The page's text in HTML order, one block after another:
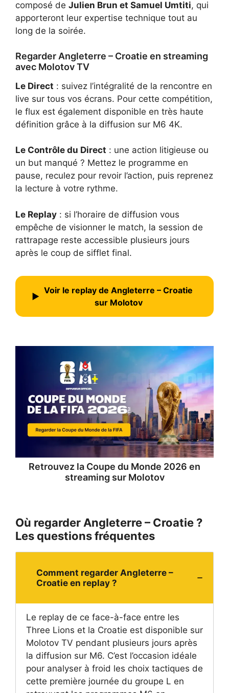
composé de Julien Brun et Samuel Umtiti, qui
apporteront leur expertise technique tout au
long de la soirée.
Regarder Angleterre – Croatie en streaming
avec Molotov TV
Le Direct : suivez l’intégralité de la rencontre en
live sur tous vos écrans. Pour cette compétition,
le flux est également disponible en très haute
définition grâce à la diffusion sur M6 4K.
Le Contrôle du Direct : une action litigieuse ou
un but manqué ? Mettez le programme en
pause, reculez pour revoir l’action, puis reprenez
la lecture à votre rythme.
Le Replay : si l’horaire de diffusion vous
empêche de visionner le match, la session de
rattrapage reste accessible plusieurs jours
après le coup de sifflet final.
▶
Voir le replay de Angleterre – Croatie
sur Molotov
Retrouvez la Coupe du Monde 2026 en
streaming sur Molotov
Où regarder Angleterre – Croatie ?
Les questions fréquentes
Comment regarder Angleterre –
Croatie en replay ?
Le replay de ce face-à-face entre les
Three Lions et la Croatie est disponible sur
Molotov TV pendant plusieurs jours après
la diffusion sur M6. C’est l’occasion idéale
pour analyser à froid les choix tactiques de
cette première journée du groupe L en